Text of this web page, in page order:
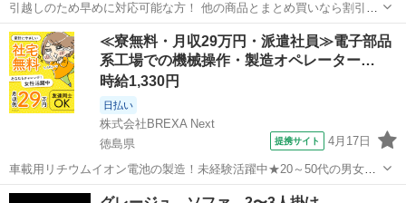
引越しのため早めに対応可能な方！ 他の商品とまとめ買いなら割引対
象です！
高知 高知市 旭駅 ソファ ビーズクッション
≪寮無料・月収29万円・派遣社員≫電子部品
系工場での機械操作・製造オペレーター…
時給1,330円
日払い
株式会社BREXA Next
徳島県
提携サイト 4月17日
車載用リチウムイオン電池の製造！未経験活躍中★20～50代の男女活
躍中！寮費無料★備品付き1R寮完備！自宅からマイカー通勤OK！無料
徳島 その他